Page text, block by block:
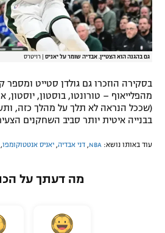
גם בהגנה הוא הצטיין. אבדיה שומר על יאניס רויטרס
בסקירה הוזכרו גם גולדן סטייט ומספר
מהפלייאוף – טורונטו, בוסטון, יוסטון,
(שככל הנראה לא תלך על מהלך כזה,
בבנייה איטית יותר סביב השחקנים
עוד באותו נושא: NBA דני אבדיה יאניס אנטטוקומפו
מה דעתך על